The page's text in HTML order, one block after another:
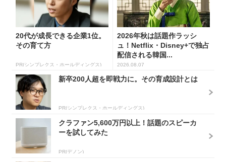
20代が成長できる企業1位。
その育て方
PR(シンプレクス・ホールディングス)
2026年秋は話題作ラッシ
ュ！Netflix・Disney+で独占
配信される韓国...
2026.08.07
新卒200人超を即戦力に。その育成設計とは
PR(シンプレクス・ホールディングス)
クラファン5,600万円以上！話題のスピーカ
ーを試してみた
PR(デノン)